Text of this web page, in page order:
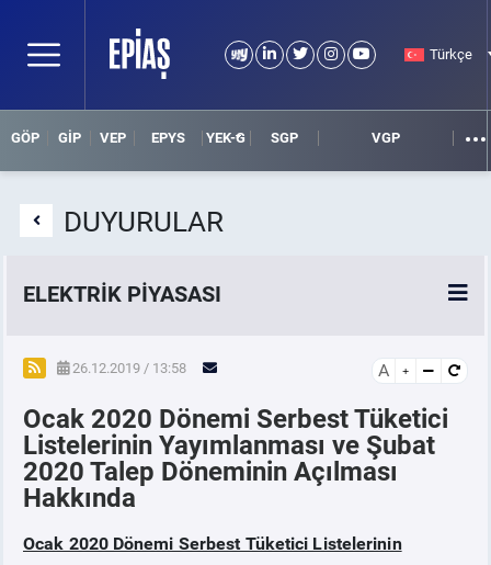
Türkçe
GÖP GİP VEP EPYS YEK-G SGP VGP
DUYURULAR
ELEKTRİK PİYASASI
SPOT ELEKTRİK PİYASALARI
ÖRNEK FİNANS BELGELERİ
VADELİ ELEKTRİK PİYASASI
PİYASAKAYITSÜRECİ
26.12.2019 / 13:58 A
Ocak 2020 Dönemi Serbest Tüketici
Listelerinin Yayımlanması ve Şubat
2020 Talep Döneminin Açılması
Hakkında
Ocak 2020 Dönemi Serbest Tüketici Listelerinin